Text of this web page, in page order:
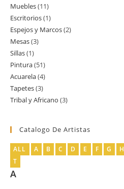
productos
Muebles 1111
productos
Escritorios 11
producto
Espejos y Marcos 22
Mesas 33
Sillas 11
producto
Pintura 5151
productos
Acuarela 44
productos
Tapetes 33
productos
Tribal y Africano 33
Catalogo De Artistas
ALL A B C D E F G H
T
A